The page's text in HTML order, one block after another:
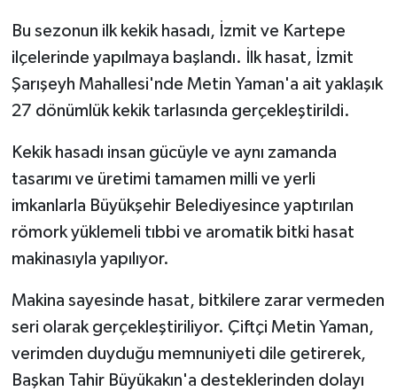
Bu sezonun ilk kekik hasadı, İzmit ve Kartepe
ilçelerinde yapılmaya başlandı. İlk hasat, İzmit
Şarışeyh Mahallesi'nde Metin Yaman'a ait yaklaşık
27 dönümlük kekik tarlasında gerçekleştirildi.
Kekik hasadı insan gücüyle ve aynı zamanda
tasarımı ve üretimi tamamen milli ve yerli
imkanlarla Büyükşehir Belediyesince yaptırılan
römork yüklemeli tıbbi ve aromatik bitki hasat
makinasıyla yapılıyor.
Makina sayesinde hasat, bitkilere zarar vermeden
seri olarak gerçekleştiriliyor. Çiftçi Metin Yaman,
verimden duyduğu memnuniyeti dile getirerek,
Başkan Tahir Büyükakın'a desteklerinden dolayı